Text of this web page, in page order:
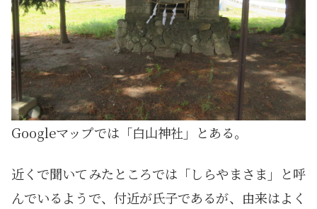
Googleマップでは「白山神社」とある。
近くで聞いてみたところでは「しらやまさま」と呼
んでいるようで、付近が氏子であるが、由来はよく